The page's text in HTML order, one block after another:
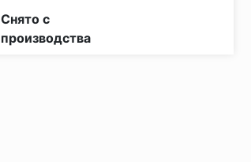
Снято с
производства